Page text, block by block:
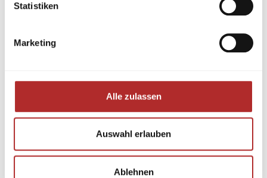
Statistiken
Marketing
Alle zulassen
Auswahl erlauben
Ablehnen